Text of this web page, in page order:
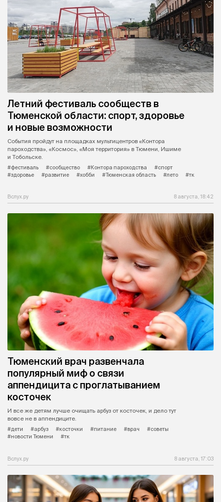
Летний фестиваль сообществ в
Тюменской области: спорт, здоровье
и новые возможности
События пройдут на площадках мультицентров «Контора
пароходства», «Космос», «Моя территория» в Тюмени, Ишиме
и Тобольске.
#фестиваль
#сообщество #Контора пароходства
#спорт
#здоровье
#развитие #хобби #Тюменская область #лето #тк
Вслух.ру 8 августа, 18:42
Тюменский врач развенчала
популярный миф о связи
аппендицита с проглатыванием
косточек
И все же детям лучше очищать арбуз от косточек, и дело тут
вовсе не в аппендиците.
#дети
#арбуз #косточки #питание #врач
#советы
#новости Тюмени
#тк
Вслух.ру 8 августа, 17:03